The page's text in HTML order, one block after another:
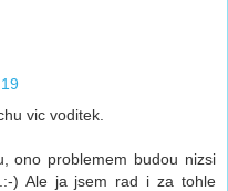
vic voditek.
ono problemem budou nizsi
) Ale ja jsem rad i za tohle